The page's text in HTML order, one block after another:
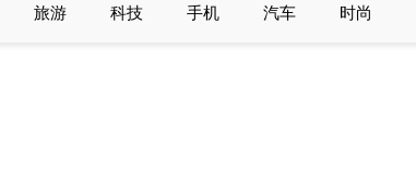
旅游 科技 手机 汽车 时尚